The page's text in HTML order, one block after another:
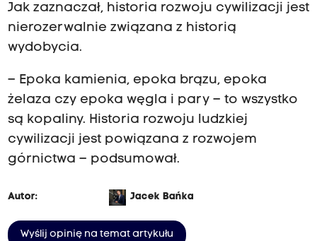
Jak zaznaczał, historia rozwoju cywilizacji jest
nierozerwalnie związana z historią
wydobycia.
– Epoka kamienia, epoka brązu, epoka
żelaza czy epoka węgla i pary – to wszystko
są kopaliny. Historia rozwoju ludzkiej
cywilizacji jest powiązana z rozwojem
górnictwa – podsumował.
Autor: Jacek Bańka
Wyślij opinię na temat artykułu